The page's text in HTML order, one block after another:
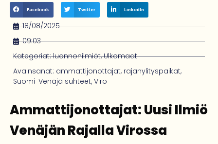
Avustettu kuolema palaa parlamenttiin – kansanedustaja vaatii
Facebook Twitter LinkedIn
18/08/2025
09:03
Kategoriat: luonnonilmiöt,Ulkomaat
Avainsanat: ammattijonottajat, rajanylityspaikat,
Suomi-Venäjä suhteet, Viro
Ammattijonottajat: Uusi Ilmiö
Venäjän Rajalla Virossa